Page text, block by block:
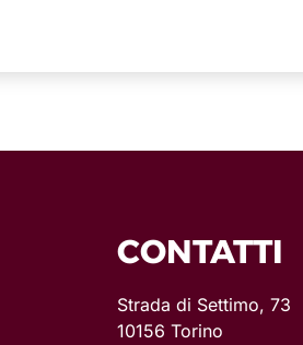
CONTATTI
Strada di Settimo, 73
10156 Torino